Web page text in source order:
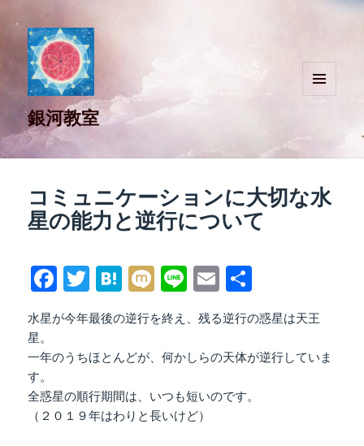
銀河教室
コミュニケーションに大切な水
星の能力と逆行について
Fa
ce
bo
ok
T
wi
tte
r
H
at
en
a
M
ix
i
Li
ne
E
m
ail
有
水星が今年最後の逆行を終え、残る逆行の惑星は天王
星。
一年のうちほとんどが、何かしらの天体が逆行していま
す。
全惑星の順行期間は、いつも短いのです。
（２０１９年はわりと長いけど）